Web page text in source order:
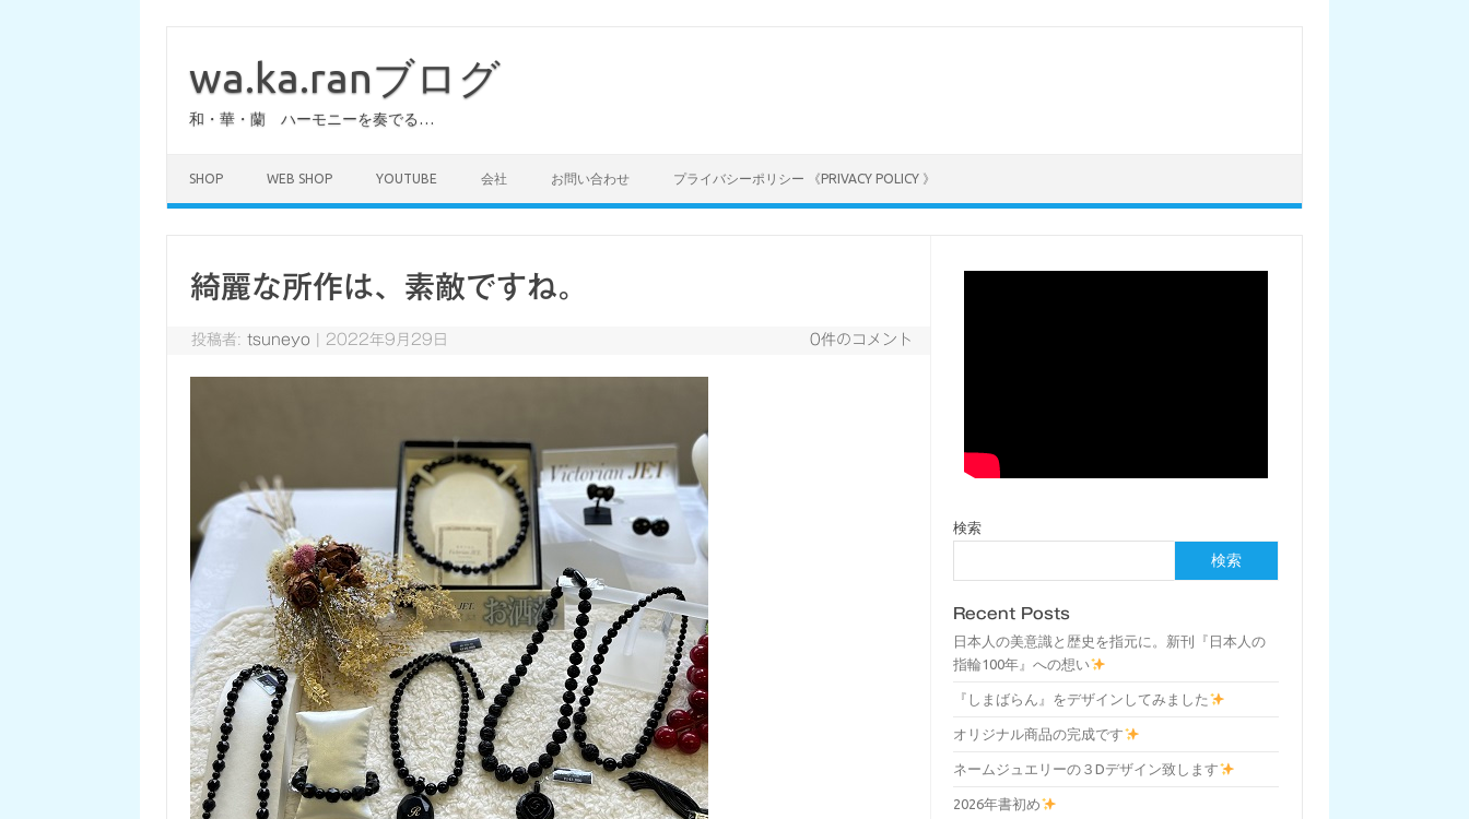
wa.ka.ranブログ
和・華・蘭 ハーモニーを奏でる…
SHOP WEB SHOP YOUTUBE 会社 お問い合わせ プライバシーポリシー 《PRIVACY POLICY 》
綺麗な所作は、素敵ですね。
投稿者:tsuneyo 2022年9月29日 0件のコメント
検索
検索
Recent Posts
日本人の美意識と歴史を指元に。新刊『日本人の
指輪100年』への想い
『しまばらん』をデザインしてみました
オリジナル商品の完成です
ネームジュエリーの３Dデザイン致します
2026年書初め